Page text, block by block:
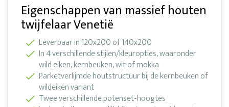
Eigenschappen van massief houten
twijfelaar Venetië
Leverbaar in 120x200 of 140x200
In 4 verschillende stijlen/kleuropties, waaronder
wild eiken, kernbeuken, wit of mokka
Parketverlijmde houtstructuur bij de kernbeuken of
wildeiken variant
Twee verschillende potenset-hoogtes